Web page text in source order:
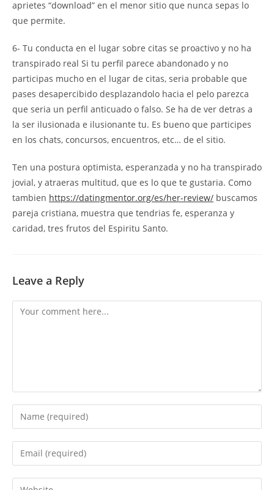
aprietes “download” en el menor sitio que nunca sepas lo
que permite.
6- Tu conducta en el lugar sobre citas se proactivo y no ha
transpirado real Si tu perfil parece abandonado y no
participas mucho en el lugar de citas, seri­a probable que
pases desapercibido desplazandolo hacia el pelo parezca
que seri­a un perfil anticuado o falso. Se ha de ver detras a
la ser ilusionada e ilusionante tu. Es bueno que participes
en los chats, concursos, encuentros, etc… de el sitio.
Ten una postura optimista, esperanzada y no ha transpirado
jovial, y atraeras multitud, que es lo que te gustaria. Como
tambien https://datingmentor.org/es/her-review/ buscamos
pareja cristiana, muestra que tendri­as fe, esperanza y
caridad, tres frutos del Espiritu Santo.
Leave a Reply
Comment
Enter
your
name
Enter
your
email
Enter